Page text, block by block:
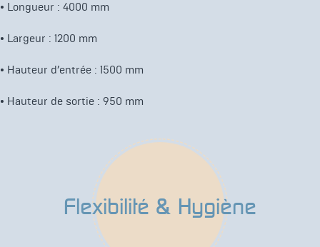
• Longueur : 4000 mm
• Largeur : 1200 mm
• Hauteur d’entrée : 1500 mm
• Hauteur de sortie : 950 mm
Flexibilité & Hygiène